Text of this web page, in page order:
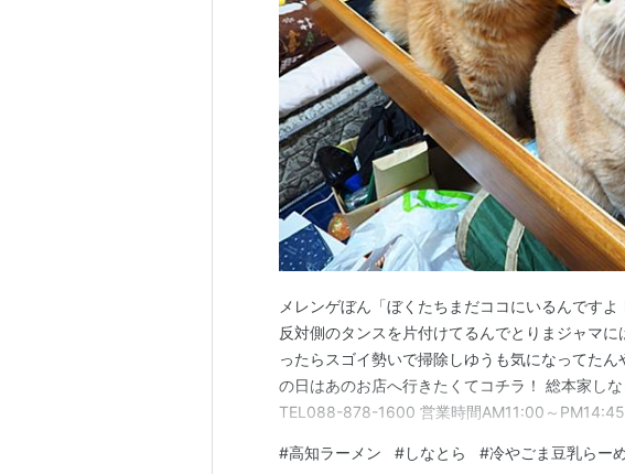
メレンゲぼん「ぼくたちまだココにいるんです
反対側のタンスを片付けてるんでとりまジャマ
ったらスゴイ勢いで掃除しゆうも気になってた
の日はあのお店へ行きたくてコチラ！ 総本家し
TEL088-878-1600 営業時間AM11:00～
佐道路で惚れたやつが(*ΦωΦ) あっコレですコレ
#高知ラーメン #しなとら #冷やごま豆乳らー